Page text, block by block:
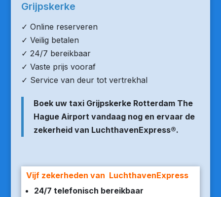
Grijpskerke
✓ Online reserveren
✓ Veilig betalen
✓ 24/7 bereikbaar
✓ Vaste prijs vooraf
✓ Service van deur tot vertrekhal
Boek uw taxi Grijpskerke Rotterdam The
Hague Airport vandaag nog en ervaar de
zekerheid van LuchthavenExpress®.
Vijf zekerheden van LuchthavenExpress
24/7 telefonisch bereikbaar